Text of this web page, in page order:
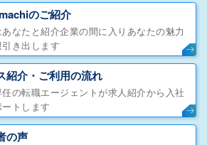
のご紹介
なたと紹介企業の間に入りあなたの魅力
き出します
紹介・ご利用の流れ
の転職エージェントが求人紹介から入社
トします
の声